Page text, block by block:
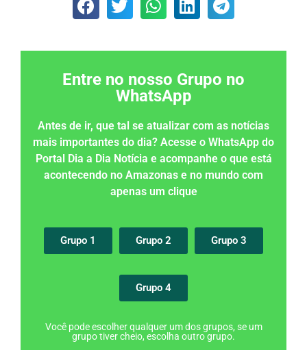
Entre no nosso Grupo no
WhatsApp
Antes de ir, que tal se atualizar com as notícias
mais importantes do dia? Acesse o WhatsApp do
Portal Dia a Dia Notícia e acompanhe o que está
acontecendo no Amazonas e no mundo com
apenas um clique
Grupo 1 Grupo 2 Grupo 3
Grupo 4
Você pode escolher qualquer um dos grupos, se um
grupo tiver cheio, escolha outro grupo.